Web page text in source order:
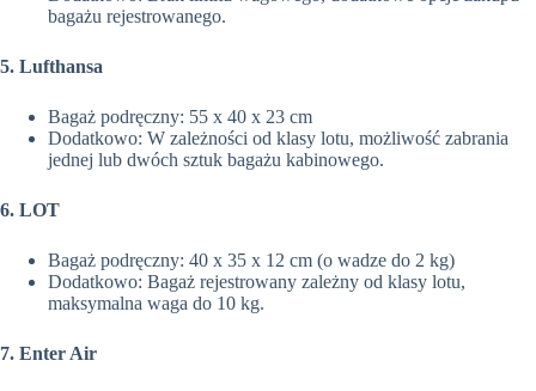
bagażu rejestrowanego.
5. Lufthansa
Bagaż podręczny: 55 x 40 x 23 cm
Dodatkowo: W zależności od klasy lotu, możliwość zabrania
jednej lub dwóch sztuk bagażu kabinowego.
6. LOT
Bagaż podręczny: 40 x 35 x 12 cm (o wadze do 2 kg)
Dodatkowo: Bagaż rejestrowany zależny od klasy lotu,
maksymalna waga do 10 kg.
7. Enter Air